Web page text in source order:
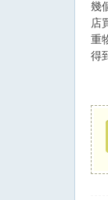
幾
店
重
得